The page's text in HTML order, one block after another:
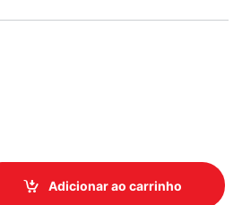
5/8 MAX quantidade
Adicionar ao carrinho